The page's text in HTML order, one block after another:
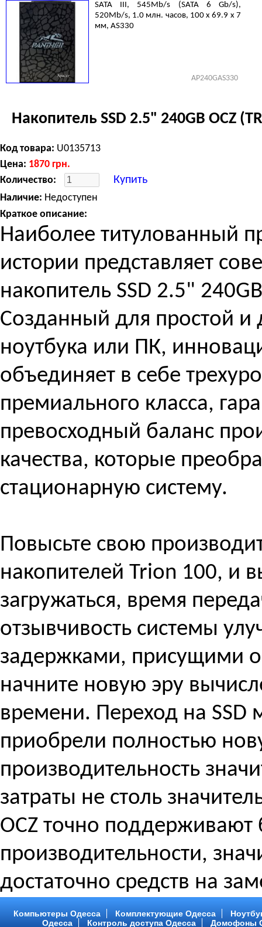
SATA III, 545Mb/s (SATA 6 Gb/s),
520Mb/s, 1.0 млн. часов, 100 x 69.9 x 7
мм, AS330
AP240GAS330
Накопитель SSD 2.5" 240GB OCZ
Код товара: U0135713
Цена: 1870 грн.
Количество:
Купить
Наличие: Недоступен
Краткое описание:
Наиболее титулованный
истории представляет
накопитель SSD 2.5"
Созданный для простой и
ноутбука или ПК,
объединяет в себе
премиального класса,
превосходный баланс
качества, которые
стационарную систему.
Повысьте свою
накопителей Trion 100, и
загружаться, время
отзывчивость системы
задержками, присущими
начните новую эру
времени. Переход на
приобрели полностью
производительность
затраты не столь
OCZ точно поддерживают
производительности,
достаточно средств на
Компьютеры Одесса Комплектующие Одесса
Одесса
Контроль доступа Одесса Домофоны